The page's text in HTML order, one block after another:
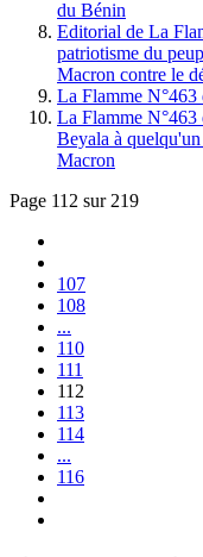
du Bénin
Editorial de La
patriotisme du
Macron contre le
La Flamme
La Flamme
Beyala à
Macron
Page 112 sur 219
107
108
...
110
111
112
113
114
...
116